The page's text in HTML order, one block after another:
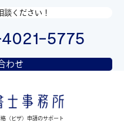
談ください！
5775
わせ
（ビザ）申請のサポート